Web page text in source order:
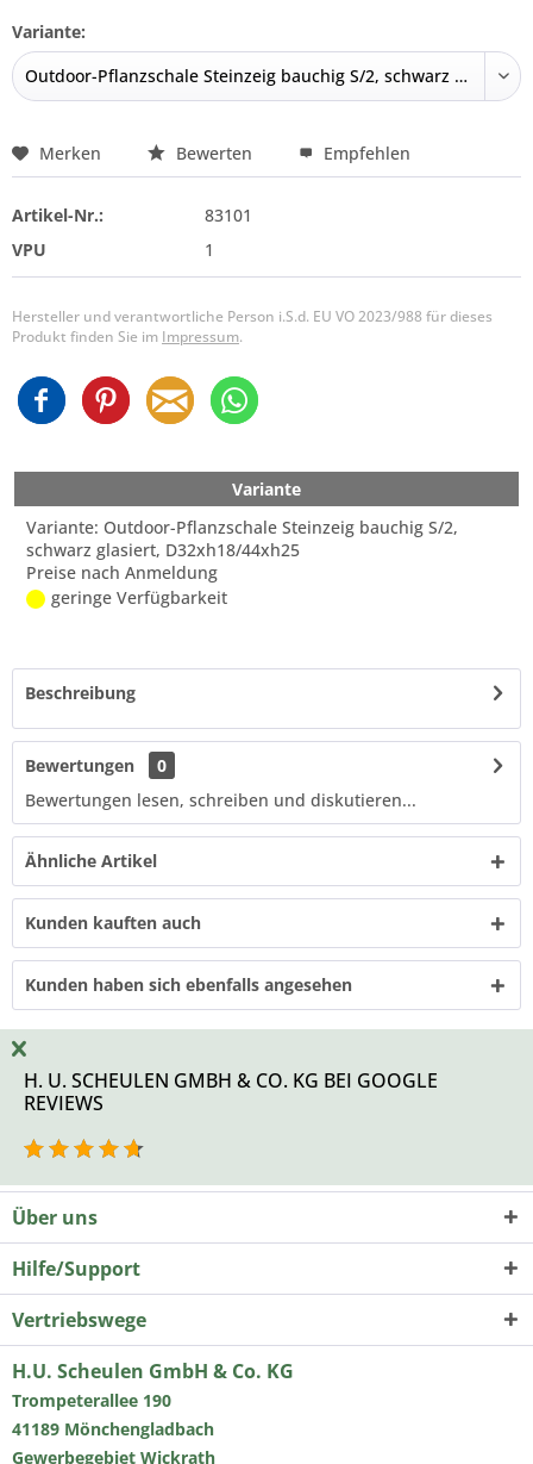
Variante:
Merken Bewerten Empfehlen
Artikel-Nr.:
83101
VPU
1
Hersteller und verantwortliche Person i.S.d. EU VO 2023/988 für dieses
Produkt finden Sie im Impressum.
Variante
Variante: Outdoor-Pflanzschale Steinzeig bauchig S/2,
schwarz glasiert, D32xh18/44xh25
Preise nach Anmeldung
geringe Verfügbarkeit
Beschreibung
Bewertungen
0
Bewertungen lesen, schreiben und diskutieren...
Ähnliche Artikel
Kunden kauften auch
Kunden haben sich ebenfalls angesehen
H. U. SCHEULEN GMBH & CO. KG BEI GOOGLE
REVIEWS
Über uns
Hilfe/Support
Vertriebswege
H.U. Scheulen GmbH & Co. KG
Trompeterallee 190
41189 Mönchengladbach
Gewerbegebiet Wickrath